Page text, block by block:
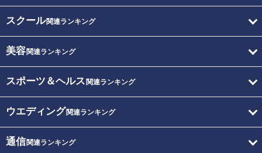
スクール関連ランキング
美容関連ランキング
スポーツ＆ヘルス 関連ランキング
ウエディング関連ランキング
通信関連ランキング